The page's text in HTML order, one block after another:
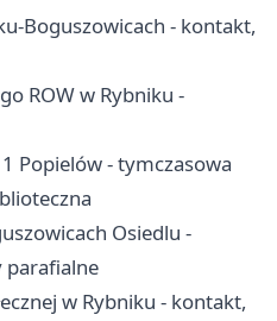
Boguszowicach - kontakt,
ROW w Rybniku -
Popielów - tymczasowa
Osiedlu -
parafialne
w Rybniku - kontakt,